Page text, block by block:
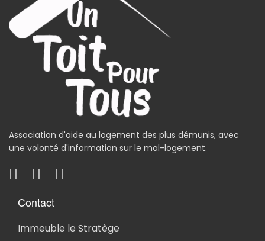
Association d'aide au logement des plus démunis, avec
une volonté d'information sur le mal-logement.
Contact
Immeuble le Stratège